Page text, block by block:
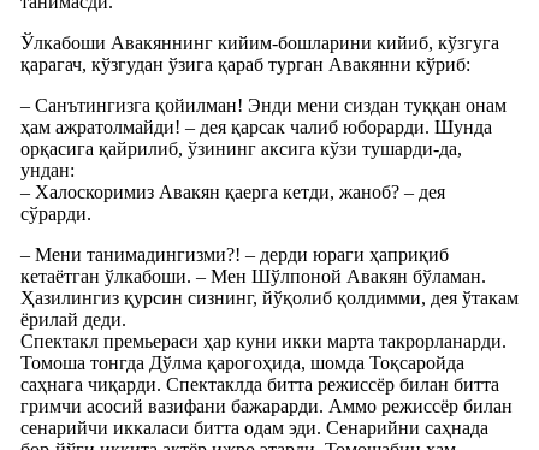
Ўлкабоши Авакяннинг кийим-бошларини кийиб, кўзгуга
қарагач, кўзгудан ўзига қараб турган Авакянни кўриб:
– Санътингизга қойилман! Энди мени сиздан туққан онам
ҳам ажратолмайди! – дея қарсак чалиб юборарди. Шунда
орқасига қайрилиб, ўзининг аксига кўзи тушарди-да,
ундан:
– Халоскоримиз Авакян қаерга кетди, жаноб? – дея
сўрарди.
– Мени танимадингизми?! – дерди юраги ҳаприқиб
кетаётган ўлкабоши. – Мен Шўлпоной Авакян бўламан.
Ҳазилингиз қурсин сизнинг, йўқолиб қолдимми, дея ўтакам
ёрилай деди.
Спектакл премьераси ҳар куни икки марта такрорланарди.
Томоша тонгда Дўлма қарогоҳида, шомда Тоқсаройда
саҳнага чиқарди. Спектаклда битта режиссёр билан битта
гримчи асосий вазифани бажарарди. Аммо режиссёр билан
сенарийчи иккаласи битта одам эди. Сенарийни саҳнада